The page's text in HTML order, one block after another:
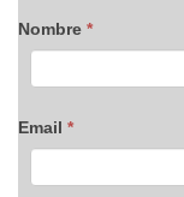
Nombre *
Email *